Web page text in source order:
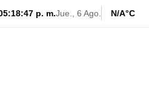
p. m.Jue., 6 Ago. N/A°C